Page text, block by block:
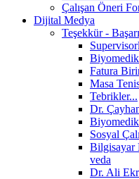
Çalışan Öneri
Dijital Medya
Teşekkür -
Fatura
Masa
Tebrikler...
Dr.
Sosyal
Bilgisayar
veda
Dr. Ali